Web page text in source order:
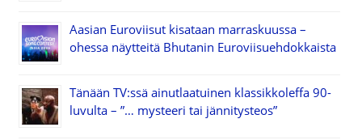
Aasian Euroviisut kisataan marraskuussa –
ohessa näytteitä Bhutanin Euroviisuehdokkaista
Tänään TV:ssä ainutlaatuinen klassikkoleffa 90-
luvulta – ”… mysteeri tai jännitysteos”